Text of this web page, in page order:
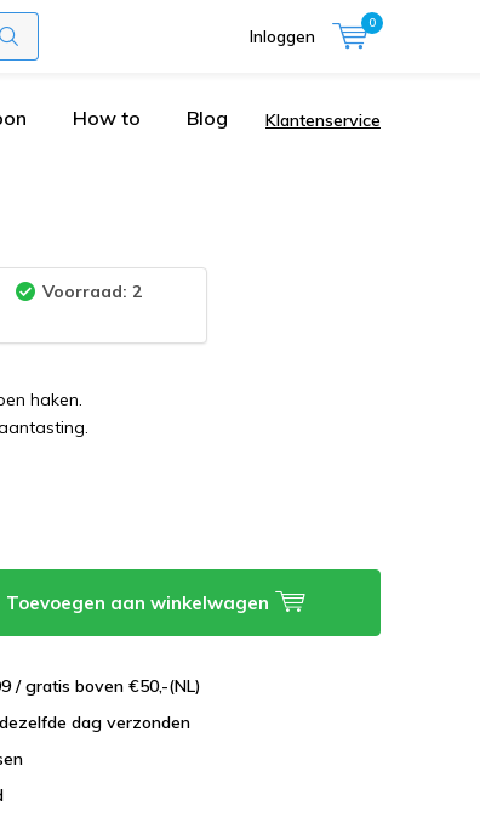
Inloggen
0
How to Blog Klantenservice
Voorraad: 2
haken.
Toevoegen aan winkelwagen
/ gratis boven €50,-(NL)
dag verzonden